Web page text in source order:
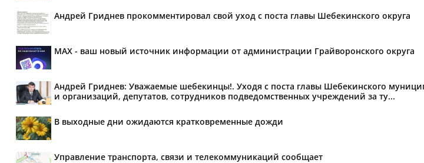
Андрей Гриднев прокомментировал свой уход с поста главы Шебекинского округа
MAX - ваш новый источник информации от администрации Грайворонского округа
Андрей Гриднев: Уважаемые шебекинцы!. Уходя с поста главы Шебекинского
и организаций, депутатов, сотрудников подведомственных учреждений за ту...
В выходные дни ожидаются кратковременные дожди
Управление транспорта, связи и телекоммуникаций сообщает